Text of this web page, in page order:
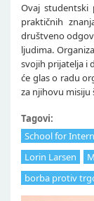
Ovaj studentski
praktičnih
društveno
ljudima.
svojih prijatelja i
će glas o radu
za njihovu misiju
Tagovi:
School for
Lorin Larsen
borba protiv